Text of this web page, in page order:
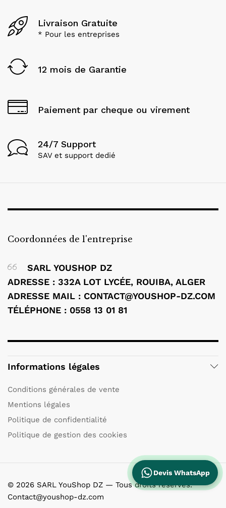
Livraison Gratuite
* Pour les entreprises
12 mois de Garantie
Paiement par cheque ou virement
24/7 Support
SAV et support dedié
Coordonnées de l'entreprise
SARL YOUSHOP DZ
ADRESSE : 332A LOT LYCÉE, ROUIBA, ALGER
ADRESSE MAIL : CONTACT@YOUSHOP-DZ.COM
TÉLÉPHONE : 0558 13 01 81
Informations légales
Conditions générales de vente
Mentions légales
Politique de confidentialité
Politique de gestion des cookies
© 2026 SARL YouShop DZ — Tous droits réservés.
Contact@youshop-dz.com
Devis WhatsApp